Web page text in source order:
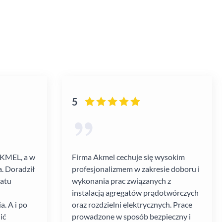
a w
Doradził
A i po
5
Firma Akmel cechuje się wysokim
profesjonalizmem w zakresie doboru i
wykonania prac związanych z
instalacją agregatów prądotwórczych
oraz rozdzielni elektrycznych. Prace
prowadzone w sposób bezpieczny i